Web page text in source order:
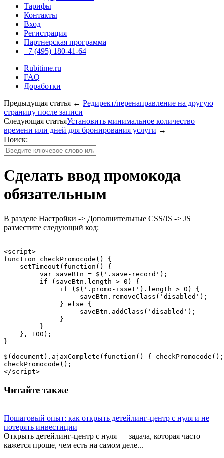
Тарифы
Контакты
Вход
Регистрация
Партнерская программа
+7 (495) 180-41-64
Rubitime.ru
FAQ
Доработки
Предыдущая статья ← Редирект/перенаправление на другую
страницу после записи
Следующая статьяУстановить минимальное количество
времени или дней для бронирования услуги →
Поиск:
Сделать ввод промокода
обязательным
В разделе Настройки -> Дополнительные CSS/JS -> JS
разместите следующий код:
<script>
function checkPromocode() {
    setTimeout(function() {
         var saveBtn = $('.save-record');
         if (saveBtn.length > 0) {
              if ($('.promo-isset').length > 0) {
                   saveBtn.removeClass('disabled');
              } else {
                   saveBtn.addClass('disabled');
              }
         }
    }, 100);
}
$(document).ajaxComplete(function() {
checkPromocode();
</script>
Читайте также
Пошаговый опыт: как открыть детейлинг-центр с нуля и не
потерять инвестиции
Открыть детейлинг-центр с нуля — задача, которая часто
кажется проще, чем есть на самом деле...